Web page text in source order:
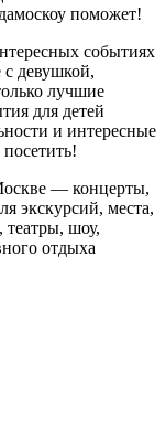
поможет!
событиях
девушкой,
лучшие
для детей
и интересные
— концерты,
экскурсий, места,
театры, шоу,
отдыха